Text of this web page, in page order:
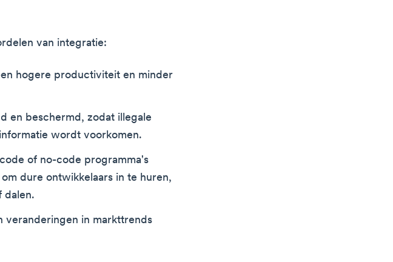
van integratie:
hogere productiviteit en minder
en beschermd, zodat illegale
wordt voorkomen.
of no-code programma's
dure ontwikkelaars in te huren,
dalen.
veranderingen in markttrends